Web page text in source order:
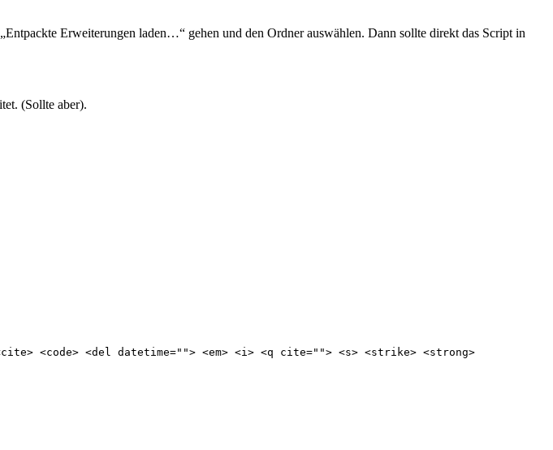
Erweiterungen laden…“ gehen und den Ordner auswählen. Dann sollte direkt das Script in
(Sollte aber).
<code> <del datetime=""> <em> <i> <q cite=""> <s> <strike> <strong>